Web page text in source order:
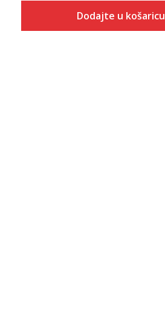
Dodajte u košaricu